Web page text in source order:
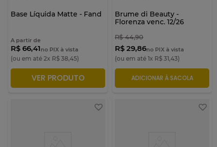
Base Líquida Matte - Fand
A partir de
R$ 66,41no PIX à vista
(ou em até 2x R$ 38,45)
ADICIONAR À SACOLA
VER PRODUTO
Brume di Beauty -
Florenza venc. 12/26
R$ 44,90
R$ 29,86no PIX à vista
(ou em até 1x R$ 31,43)
ADICIONAR À SACOLA